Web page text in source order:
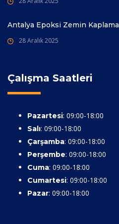
Antalya Epoksi Zemin Kaplama
28 Aralık 2025
Çalışma Saatleri
Pazartesi: 09:00-18:00
Salı: 09:00-18:00
Çarşamba: 09:00-18:00
Perşembe: 09:00-18:00
Cuma: 09:00-18:00
Cumartesi: 09:00-18:00
Pazar: 09:00-18:00